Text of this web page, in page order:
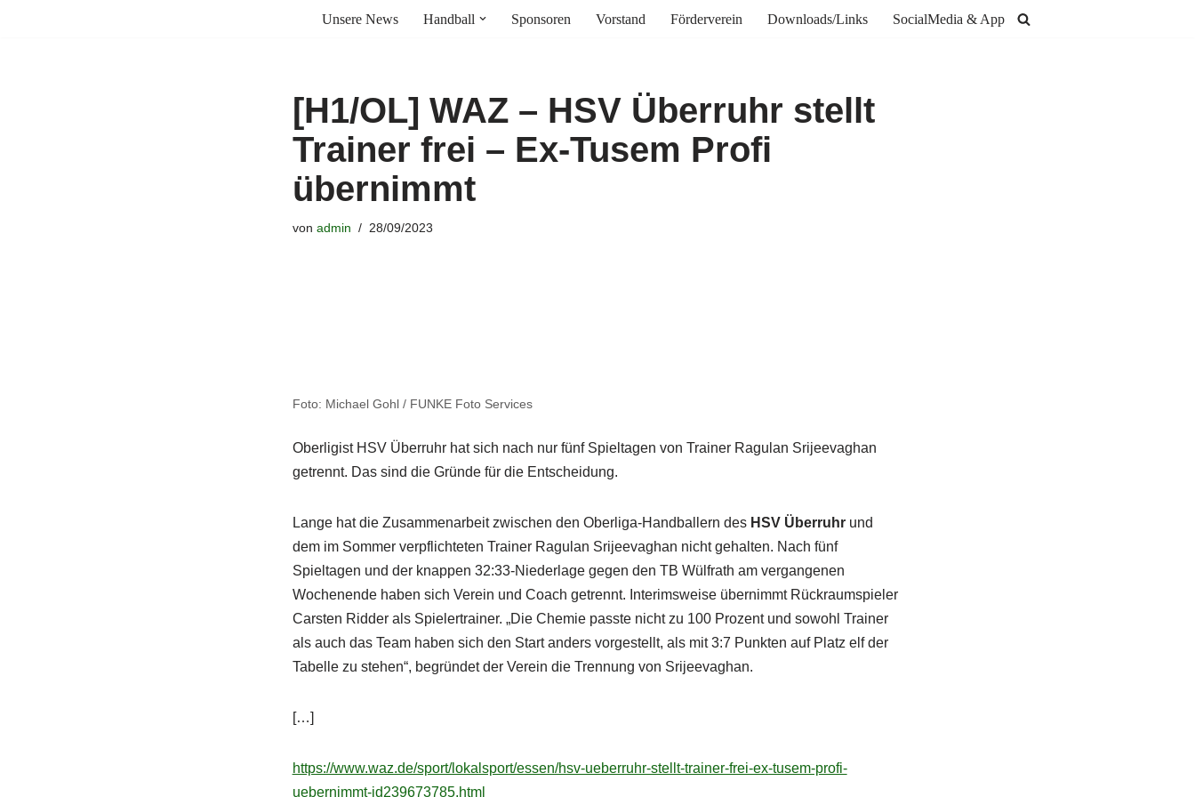
Unsere News Handball Sponsoren Vorstand Förderverein Downloads/Links SocialMedia & App
[H1/OL] WAZ – HSV Überruhr stellt
Trainer frei – Ex-Tusem Profi
übernimmt
von admin 28/09/2023
Foto: Michael Gohl / FUNKE Foto Services
Oberligist HSV Überruhr hat sich nach nur fünf Spieltagen von Trainer Ragulan Srijeevaghan
getrennt. Das sind die Gründe für die Entscheidung.
Lange hat die Zusammenarbeit zwischen den Oberliga-Handballern desHSV Überruhr und
dem im Sommer verpflichteten Trainer Ragulan Srijeevaghan nicht gehalten. Nach fünf
Spieltagen und der knappen 32:33-Niederlage gegen den TB Wülfrath am vergangenen
Wochenende haben sich Verein und Coach getrennt. Interimsweise übernimmt Rückraumspieler
Carsten Ridder als Spielertrainer. „Die Chemie passte nicht zu 100 Prozent und sowohl Trainer
als auch das Team haben sich den Start anders vorgestellt, als mit 3:7 Punkten auf Platz elf der
Tabelle zu stehen“, begründet der Verein die Trennung von Srijeevaghan.
[…]
https://www.waz.de/sport/lokalsport/essen/hsv-ueberruhr-stellt-trainer-frei-ex-tusem-profi-
uebernimmt-id239673785.html